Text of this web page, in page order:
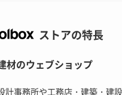
ストアの特長
材のウェブショップ
計事務所や工務店・建築・建